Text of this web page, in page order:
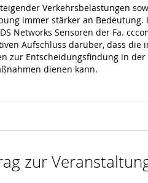
Verkehrsbelastungen
immer stärker an
Networks Sensoren der Fa.
Aufschluss darüber, dass die
zur Entscheidungsfindung in
dienen kann.
zur